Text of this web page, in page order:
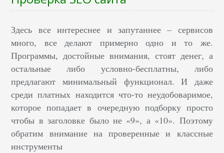
Здесь все интереснее и запутаннее – сервисов
много, все делают примерно одно и то же.
Программы, достойные внимания, стоят денег, а
остальные либо условно-бесплатны, либо
предлагают минимальный функционал. И даже
среди платных находится что-то неудобоваримое,
которое попадает в очередную подборку просто
чтобы в заголовке было не «9», а «10». Поэтому
обратим внимание на проверенные и классные
инструменты